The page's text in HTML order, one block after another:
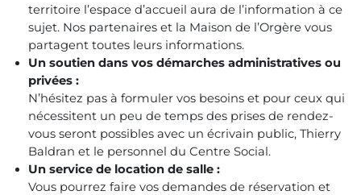
territoire l’espace d’accueil aura de l’information à ce
sujet. Nos partenaires et la Maison de l’Orgère vous
partagent toutes leurs informations.
Un soutien dans vos démarches administratives ou
privées :
N’hésitez pas à formuler vos besoins et pour ceux qui
nécessitent un peu de temps des prises de rendez-
vous seront possibles avec un écrivain public, Thierry
Baldran et le personnel du Centre Social.
Un service de location de salle :
Vous pourrez faire vos demandes de réservation et